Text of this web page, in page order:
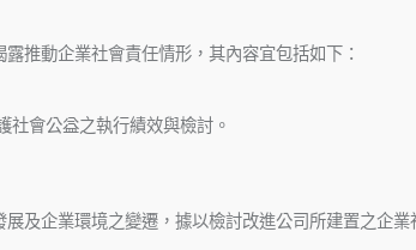
推動企業社會責任情形，其內容宜包括如下：
社會公益之執行績效與檢討。
及企業環境之變遷，據以檢討改進公司所建置之企業